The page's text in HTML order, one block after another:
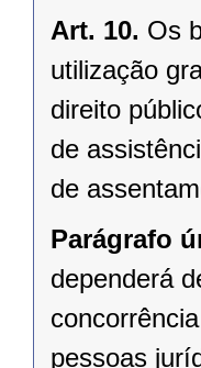
Art. 10. Os
utilização
direito
de
de
Parágrafo
dependerá
pessoas